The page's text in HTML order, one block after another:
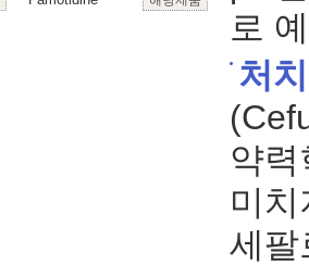
로
처치
약
미
세팔